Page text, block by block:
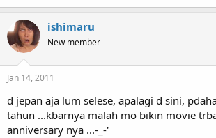
ishimaru
New member
Jan 14, 2011
d jepan aja lum selese, apalagi d sini,
tahun ...kbarnya malah mo bikin movie
anniversary nya ...-_-'